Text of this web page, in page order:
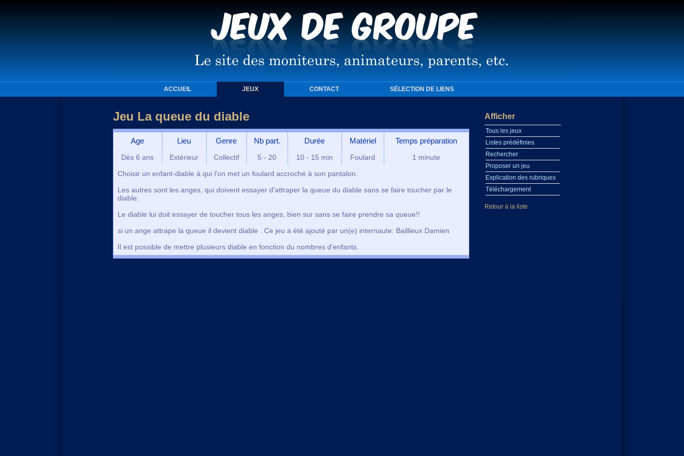
ACCUEIL JEUX CONTACT SÉLECTION DE LIENS
Jeu La queue du diable
Age Lieu Genre Nb part. Durée Matériel Temps préparation
Dès 6 ans Extérieur Collectif 5 - 20 10 - 15 min Foulard
1 minute
Choisir un enfant-diable à qui l'on met un foulard accroché à son pantalon.
Les autres sont les anges, qui doivent essayer d'attraper la queue du diable sans se faire toucher par le
diable.
Le diable lui doit essayer de toucher tous les anges, bien sur sans se faire prendre sa queue!!
si un ange attrape la queue il devient diable . Ce jeu a été ajouté par un(e) internaute: Baillieux Damien
Il est possible de mettre plusieurs diable en fonction du nombres d'enfants.
Afficher
Tous les jeux
Listes prédéfinies
Rechercher
Proposer un jeu
Explication des rubriques
Téléchargement
Retour à la liste